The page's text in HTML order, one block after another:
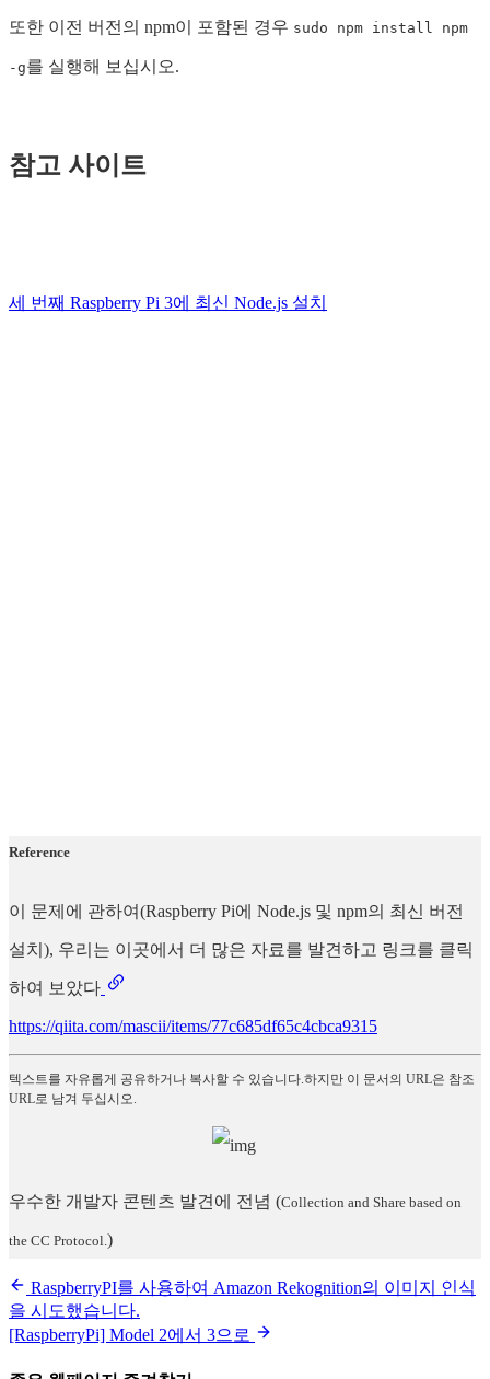
또한 이전 버전의 npm이 포함된 경우 sudo npm install npm
-g를 실행해 보십시오.
참고 사이트
세 번째 Raspberry Pi 3에 최신 Node.js 설치
Reference
이 문제에 관하여(Raspberry Pi에 Node.js 및 npm의 최신 버전
설치), 우리는 이곳에서 더 많은 자료를 발견하고 링크를 클릭
하여 보았다
https://qiita.com/mascii/items/77c685df65c4cbca9315
텍스트를 자유롭게 공유하거나 복사할 수 있습니다.하지만 이 문서의 URL은 참조
URL로 남겨 두십시오.
우수한 개발자 콘텐츠 발견에 전념 (Collection and Share based on
the CC Protocol. )
RaspberryPI를 사용하여 Amazon Rekognition의 이미지 인식
을 시도했습니다.
[RaspberryPi] Model 2에서 3으로